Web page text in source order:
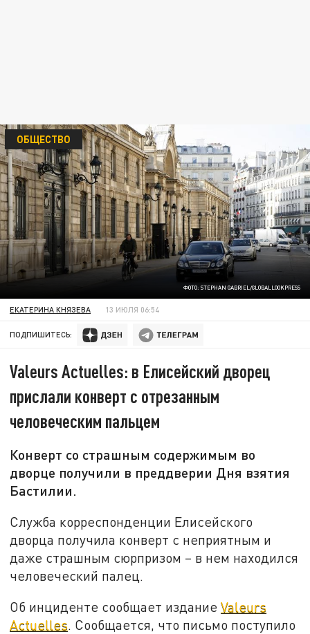
ФОТО: STEPHAN GABRIEL/GLOBALLOOKPRESS
ОБЩЕСТВО
ЕКАТЕРИНА КНЯЗЕВА 13 ИЮЛЯ 06:54
ПОДПИШИТЕСЬ:
Valeurs Actuelles: в Елисейский дворец
прислали конверт с отрезанным
человеческим пальцем
Конверт со страшным содержимым во
дворце получили в преддверии Дня взятия
Бастилии.
Служба корреспонденции Елисейского
дворца получила конверт с неприятным и
даже страшным сюрпризом – в нем находился
человеческий палец.
Об инциденте сообщает изданиеValeurs
Actuelles. Сообщается, что письмо поступило